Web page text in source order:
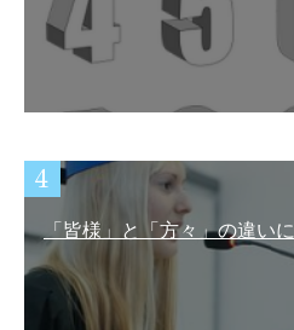
「皆様」と「方々」の違い